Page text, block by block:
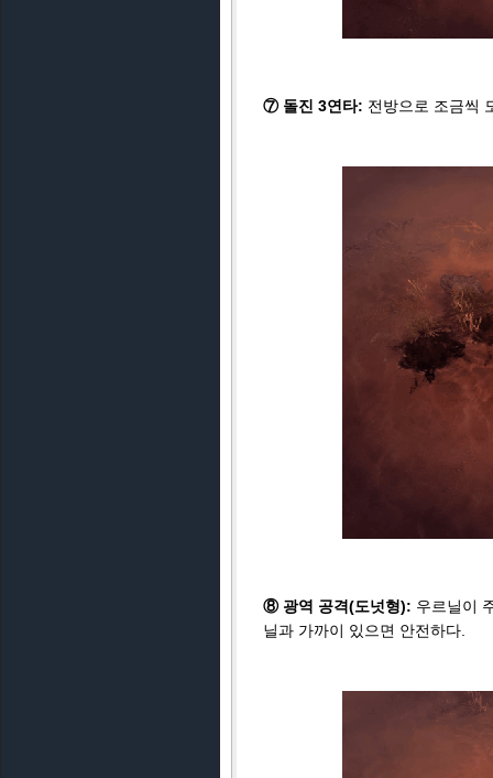
⑦ 돌진 3연타: 전방으로 조금씩
⑧ 광역 공격(도넛형): 우르닐이
닐과 가까이 있으면 안전하다.